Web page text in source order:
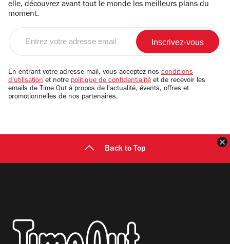
elle, découvrez avant tout le monde les meilleurs plans du
moment.
email
En entrant votre adresse mail, vous acceptez nos conditions
d'utilisation et notre politique de confidentialité et de recevoir les
emails de Time Out à propos de l'actualité, évents, offres et
promotionnelles de nos partenaires.
Back to Top